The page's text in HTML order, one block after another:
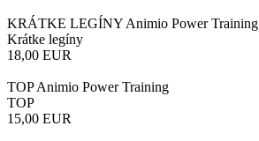
KRÁTKE LEGÍNY Animio Power Training
Krátke legíny
18,00 EUR
TOP Animio Power Training
TOP
15,00 EUR